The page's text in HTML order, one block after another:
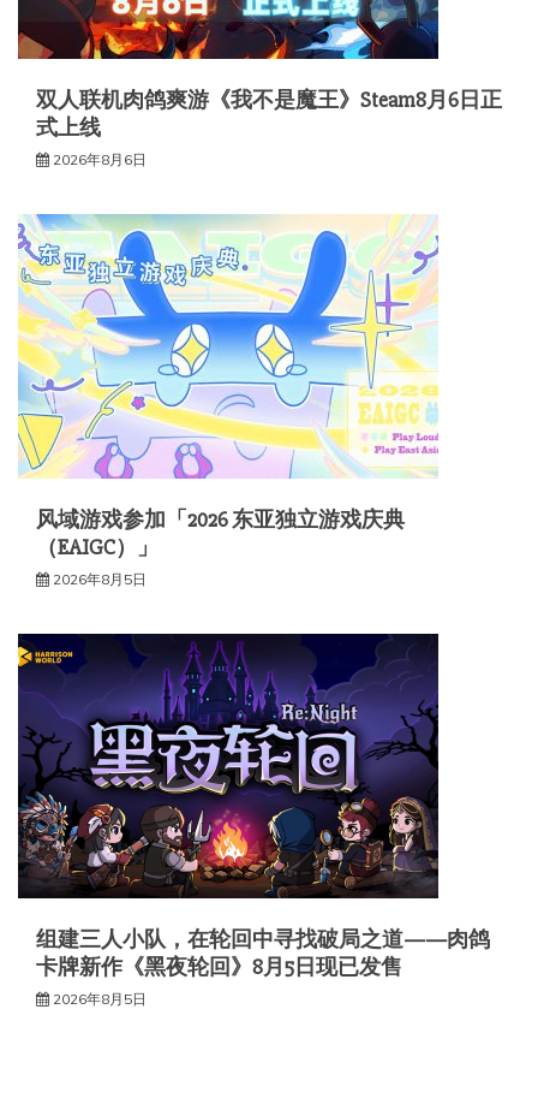
双人联机肉鸽爽游《我不是魔王》Steam8月6日正
式上线
2026年8月6日
风域游戏参加「2026 东亚独立游戏庆典
（EAIGC）」
2026年8月5日
组建三人小队，在轮回中寻找破局之道——肉鸽
卡牌新作《黑夜轮回》8月5日现已发售
2026年8月5日